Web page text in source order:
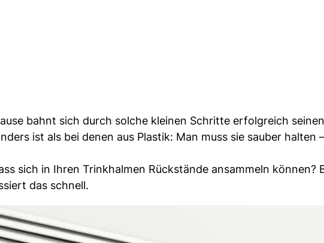
bahnt sich durch solche kleinen Schritte erfolgreich
ist als bei denen aus Plastik: Man muss sie sauber halten
sich in Ihren Trinkhalmen Rückstände ansammeln können?
das schnell.